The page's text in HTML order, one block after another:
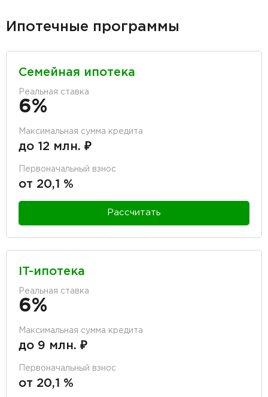
Ипотечные программы
Семейная ипотека
Реальная ставка
6%
Максимальная сумма кредита
до 12 млн. ₽
Первоначальный взнос
от 20,1 %
Рассчитать
IT-ипотека
Реальная ставка
6%
Максимальная сумма кредита
до 9 млн. ₽
Первоначальный взнос
от 20,1 %